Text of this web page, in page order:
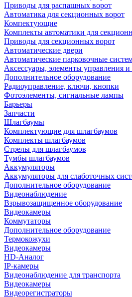
Приводы для распашных ворот
Автоматика для секционных ворот
Компектующие
Комплекты автоматики для
Приводы для секционных ворот
Автоматические двери
Автоматические парковочные
Аксессуары, элементы управления и
Дополнительное оборудование
Радиоуправление, ключи, кнопки
Фотоэлементы, сигнальные лампы
Барьеры
Запчасти
Шлагбаумы
Комплектующие для шлагбаумов
Комплекты шлагбаумов
Стрелы для шлагбаумов
Тумбы шлагбаумов
Аккумуляторы
Аккумуляторы для слаботочных
Дополнительное оборудование
Видеонаблюдение
Взрывозащищенное оборудование
Видеокамеры
Коммутаторы
Дополнительное оборудование
Термокожухи
Видеокамеры
HD-Аналог
IP-камеры
Видеонаблюдение для транспорта
Видеокамеры
Видеорегистраторы